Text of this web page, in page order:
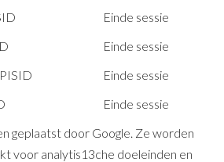
Einde sessie
Einde sessie
Einde sessie
Einde sessie
geplaatst door Google. Ze worden
voor analytis13che doeleinden en